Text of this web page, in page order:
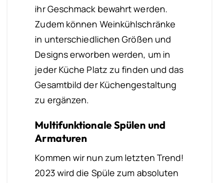
ihr Geschmack bewahrt werden.
Zudem können Weinkühlschränke
in unterschiedlichen Größen und
Designs erworben werden, um in
jeder Küche Platz zu finden und das
Gesamtbild der Küchengestaltung
zu ergänzen.
Multifunktionale Spülen und
Armaturen
Kommen wir nun zum letzten Trend!
2023 wird die Spüle zum absoluten